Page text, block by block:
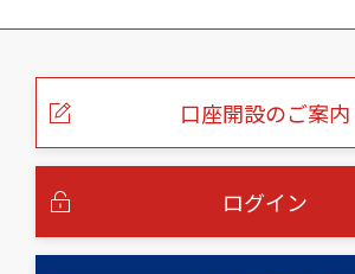
こ
口座開設のご案内
ログイン